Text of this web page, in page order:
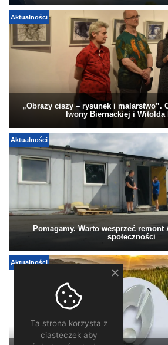
Aktualności
„Obrazy ciszy – rysunek i malarstwo”.
Iwony Biernackiej i Witolda
Aktualności
Pomagamy. Warto wesprzeć remont
społeczności
Aktualności
Ta strona korzysta z
ciasteczek aby